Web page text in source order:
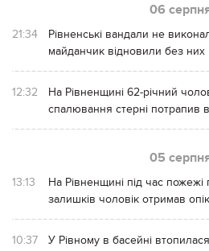
06
21:34
Рівненські вандали не
майданчик відновили без них
12:32
На Рівненщині 62-річний
спалювання стерні потрапив
05
13:13
На Рівненщині під час пожежі
залишків чоловік отримав
10:37 У Рівному в басейні